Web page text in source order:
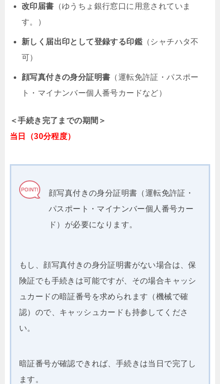
改印届書 （ゆうちょ銀行窓口に用意されていま
す。）
新しく届出印として登録する印鑑 （シャチハタ不
可）
顔写真付きの身分証明書 （運転免許証・パスポー
ト・マイナンバー個人番号カードなど）
＜手続き完了までの期間＞
当日（30分程度）
顔写真付きの身分証明書（運転免許証・
パスポート・マイナンバー個人番号カー
ド）が必要になります。
もし、顔写真付きの身分証明書がない場合は、保
険証でも手続きは可能ですが、その場合キャッシ
ュカードの暗証番号を求められます（機械で確
認）ので、キャッシュカードも持参してくださ
い。
暗証番号が確認できれば、手続きは当日で完了し
ます。